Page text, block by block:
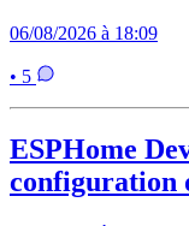
06/08/2026 à 18:09
• 5
ESPHome
configuration